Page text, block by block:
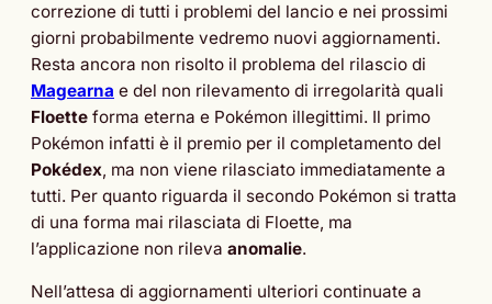
correzione di tutti i problemi del lancio e nei prossimi
giorni probabilmente vedremo nuovi aggiornamenti.
Resta ancora non risolto il problema del rilascio di
Magearna e del non rilevamento di irregolarità quali
Floette forma eterna e Pokémon illegittimi. Il primo
Pokémon infatti è il premio per il completamento del
Pokédex, ma non viene rilasciato immediatamente a
tutti. Per quanto riguarda il secondo Pokémon si tratta
di una forma mai rilasciata di Floette, ma
l’applicazione non rileva anomalie.
Nell’attesa di aggiornamenti ulteriori continuate a